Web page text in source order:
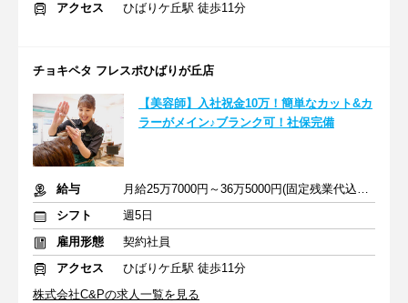
アクセス
ひばりケ丘駅 徒歩11分
チョキペタ フレスポひばりが丘店
【美容師】入社祝金10万！簡単なカット&カ
ラーがメイン♪ブランク可！社保完備
給与
月給25万7000円～36万5000円(固定残業代込み)+各種手当
シフト
週5日
雇用形態
契約社員
アクセス
ひばりケ丘駅 徒歩11分
株式会社C&Pの求人一覧を見る